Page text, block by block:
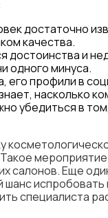
достаточно
качества.
достоинства и
одного минуса.
его профили в
насколько
убедиться в
салонов. Еще
шанс испробовать
специалиста